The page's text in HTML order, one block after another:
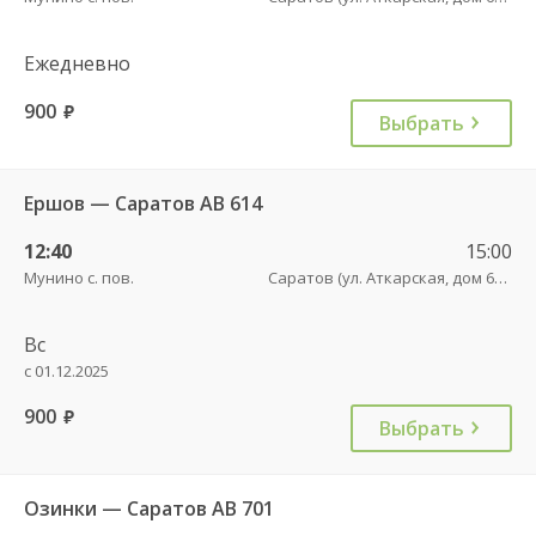
Ежедневно
900 руб. Выбрать
Ершов — Саратов АВ 614
12:40
Мунино с. пов.
15:00
Саратов (ул. Аткарская, дом 66 А)
Вс
с 01.12.2025
900 руб. Выбрать
Озинки — Саратов АВ 701